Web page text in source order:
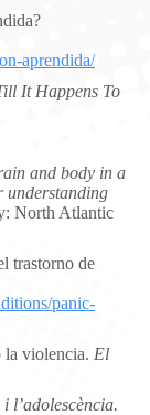
aprendida/
It Happens To
and body in a
understanding
North Atlantic
trastorno de
panic-
la violencia. El
l’adolescència.